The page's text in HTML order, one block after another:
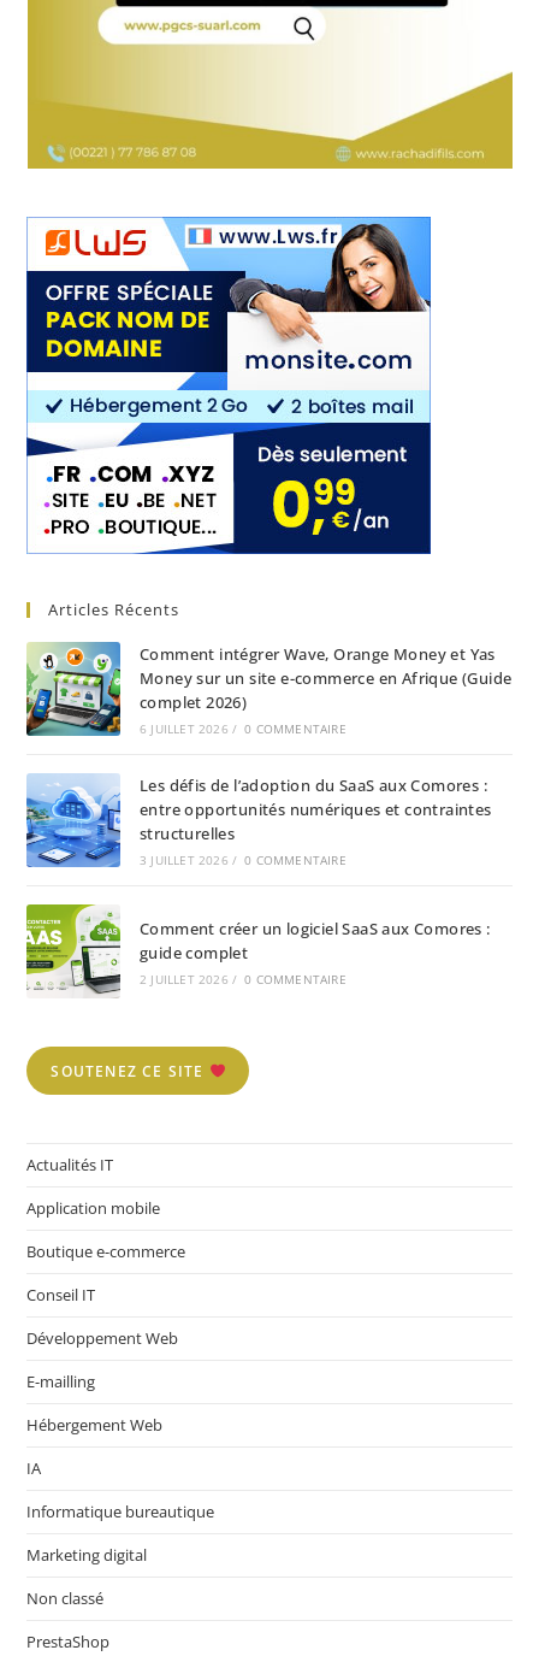
Articles Récents
Comment intégrer Wave, Orange Money et Yas
Money sur un site e-commerce en Afrique (Guide
complet 2026)
6 JUILLET 2026 / 0 COMMENTAIRE
Les défis de l’adoption du SaaS aux Comores :
entre opportunités numériques et contraintes
structurelles
3 JUILLET 2026 / 0 COMMENTAIRE
Comment créer un logiciel SaaS aux Comores :
guide complet
2 JUILLET 2026 / 0 COMMENTAIRE
SOUTENEZ CE SITE
Actualités IT
Application mobile
Boutique e-commerce
Conseil IT
Développement Web
E-mailling
Hébergement Web
IA
Informatique bureautique
Marketing digital
Non classé
PrestaShop